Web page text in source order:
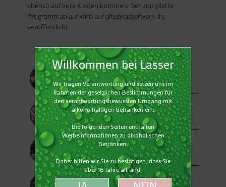
ebenso auf eure Kosten kommen. Der komplette
Programmablauf wird aufalteswasserwerk.de
veröffentlicht.
27. MAI 2026
Kieswerk Open Air 2026
22. MAI 2026
Sommersound Schopfheim – 16.07. bis
19.07.2026
22. MAI 2026
Baden in Blut am 17./18.07.2026
11. MAI 2026